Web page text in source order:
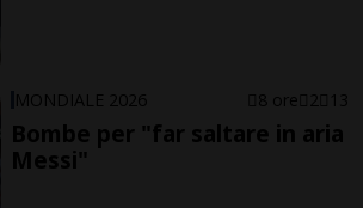
MONDIALE 2026 8 ore 2 13
Bombe per "far saltare in aria
Messi"